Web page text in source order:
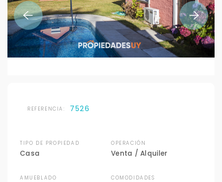
REFERENCIA: 7526
TIPO DE PROPIEDAD
Casa
OPERACIÓN
Venta / Alquiler
AMUEBLADO COMODIDADES